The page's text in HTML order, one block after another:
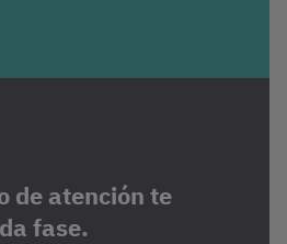
de atención te
fase.